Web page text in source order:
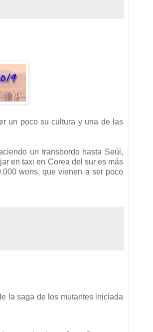
un poco su cultura y una de las
un transbordo hasta Seúl,
en taxi en Corea del sur es más
wons, que vienen a ser poco
la saga de los mutantes iniciada